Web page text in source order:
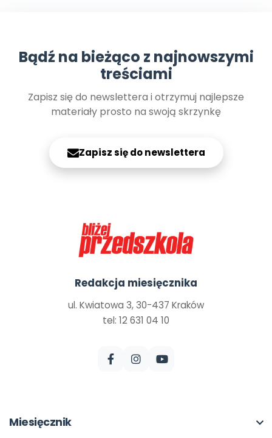
Bądź na bieżąco z najnowszymi
treściami
Zapisz się do newslettera i otrzymuj najlepsze
materiały prosto na swoją skrzynkę
Zapisz się do newslettera
Redakcja miesięcznika
ul. Kwiatowa 3, 30-437 Kraków
tel: 12 631 04 10
Miesięcznik